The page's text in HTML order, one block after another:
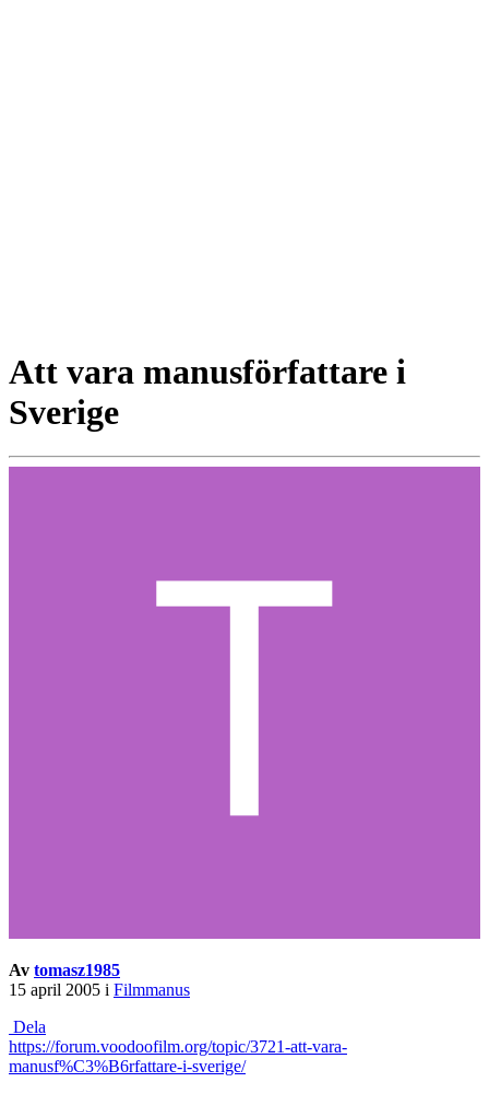
Att vara manusförfattare i
Sverige
Av tomasz1985
15 april 2005 i Filmmanus
Dela
https://forum.voodoofilm.org/topic/3721-att-vara-
manusf%C3%B6rfattare-i-sverige/